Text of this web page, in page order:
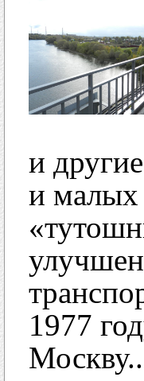
и
и малых
1977